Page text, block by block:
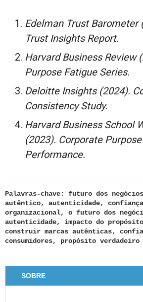
Edelman Trust Barometer
Trust Insights Report.
Harvard Business Review
Purpose Fatigue Series.
Deloitte Insights (2024).
Consistency Study.
Harvard Business School
(2023). Corporate
Performance.
Palavras-chave: futuro dos
autêntico, autenticidade,
organizacional, o futuro dos
autenticidade, impacto do propósito
construir marcas autênticas,
consumidores, propósito verdadeiro
SOBRE